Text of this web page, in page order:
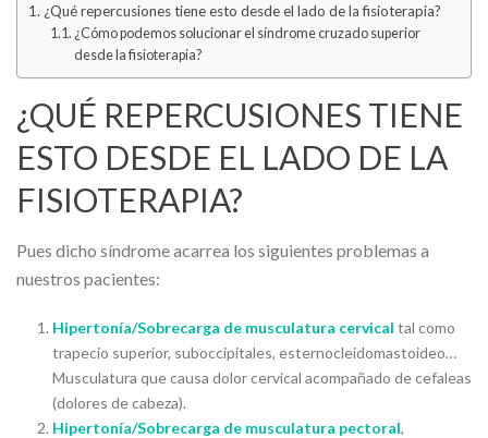
¿Qué repercusiones tiene esto desde el lado de la fisioterapia?
¿Cómo podemos solucionar el síndrome cruzado superior
desde la fisioterapia?
¿QUÉ REPERCUSIONES TIENE
ESTO DESDE EL LADO DE LA
FISIOTERAPIA?
Pues dicho síndrome acarrea los siguientes problemas a
nuestros pacientes:
Hipertonía/Sobrecarga de musculatura cervical tal como
trapecio superior, suboccipitales, esternocleidomastoideo…
Musculatura que causa dolor cervical acompañado de cefaleas
(dolores de cabeza).
Hipertonía/Sobrecarga de musculatura pectoral,